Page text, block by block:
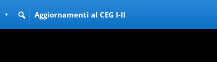
Aggiornamenti al CEG I-II